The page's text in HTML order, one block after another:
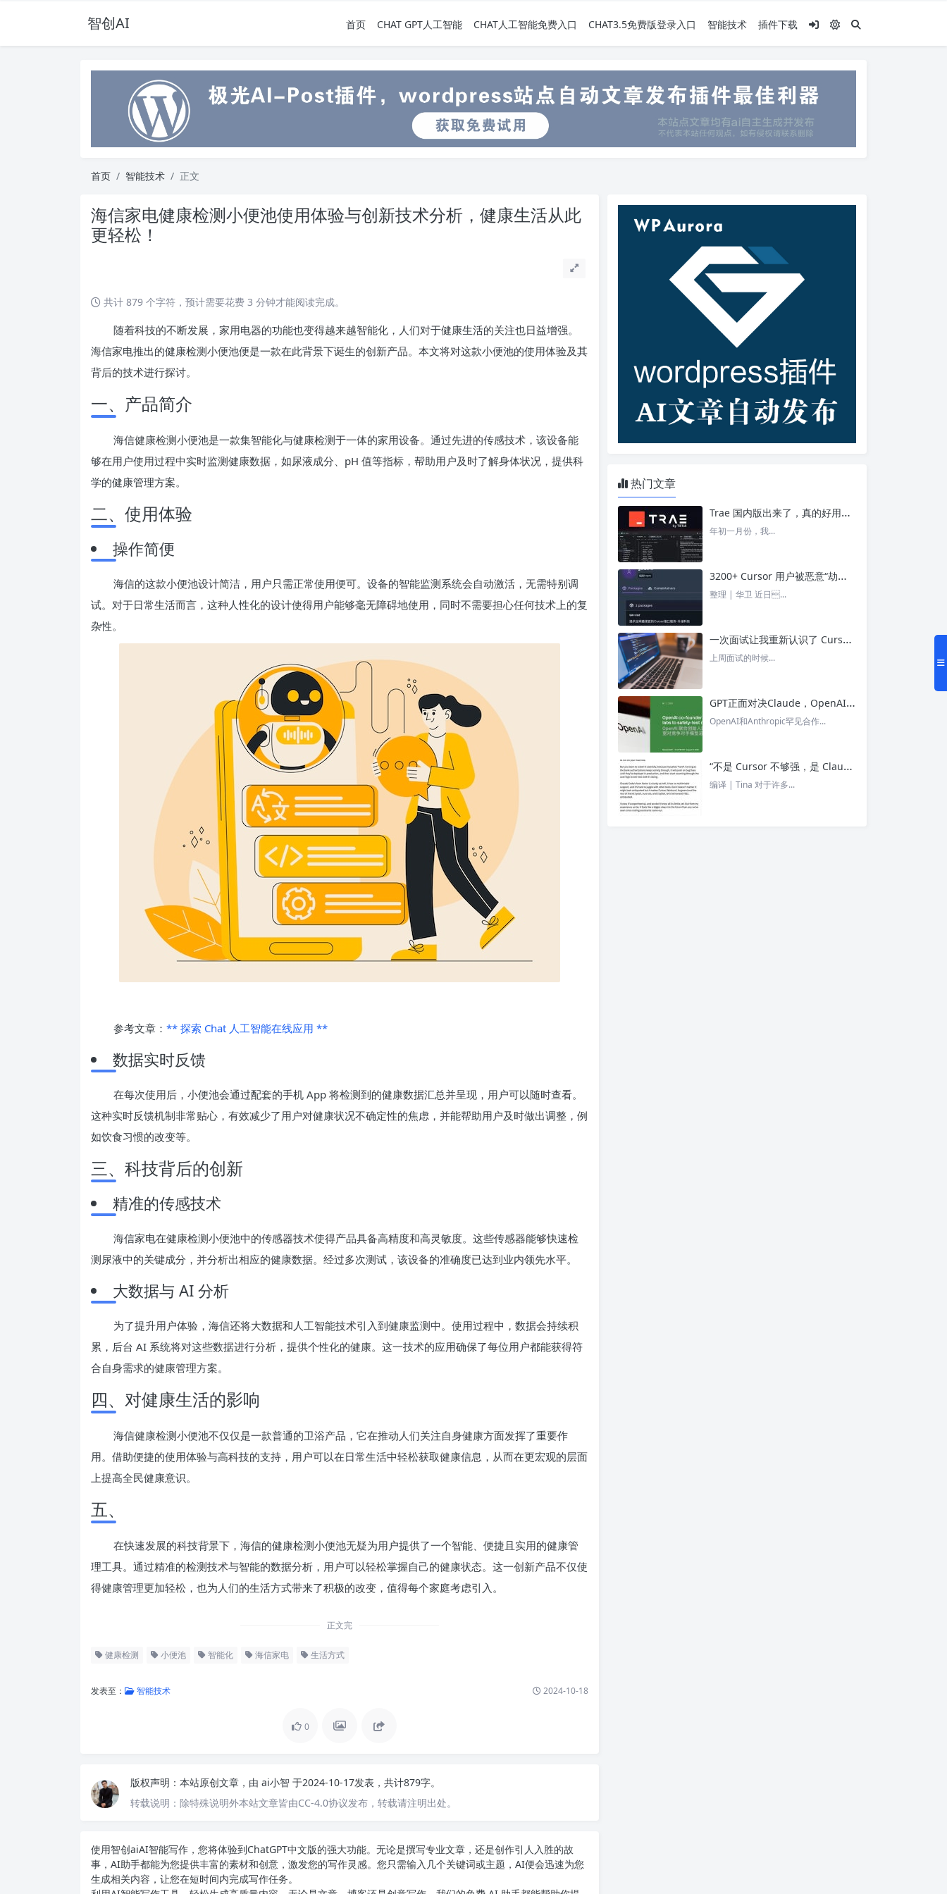
智创AI 首页 CHAT GPT人工智能 CHAT人工智能免费入口 CHAT3.5免费版登录入口 智能技术 插件下载
首页 智能技术 正文
海信家电健康检测小便池使用体验与创新技术分析，健康生活从此
更轻松！
共计 879 个字符，预计需要花费 3 分钟才能阅读完成。
随着科技的不断发展，家用电器的功能也变得越来越智能化，人们对于健康生活的关注也日益增强。
海信家电推出的健康检测小便池便是一款在此背景下诞生的创新产品。本文将对这款小便池的使用体验及其
背后的技术进行探讨。
一、产品简介
海信健康检测小便池是一款集智能化与健康检测于一体的家用设备。通过先进的传感技术，该设备能
够在用户使用过程中实时监测健康数据，如尿液成分、pH 值等指标，帮助用户及时了解身体状况，提供科
学的健康管理方案。
二、使用体验
操作简便
海信的这款小便池设计简洁，用户只需正常使用便可。设备的智能监测系统会自动激活，无需特别调
试。对于日常生活而言，这种人性化的设计使得用户能够毫无障碍地使用，同时不需要担心任何技术上的复
杂性。
参考文章： ** 探索 Chat 人工智能在线应用 **
数据实时反馈
在每次使用后，小便池会通过配套的手机 App 将检测到的健康数据汇总并呈现，用户可以随时查看。
这种实时反馈机制非常贴心，有效减少了用户对健康状况不确定性的焦虑，并能帮助用户及时做出调整，例
如饮食习惯的改变等。
三、科技背后的创新
精准的传感技术
海信家电在健康检测小便池中的传感器技术使得产品具备高精度和高灵敏度。这些传感器能够快速检
测尿液中的关键成分，并分析出相应的健康数据。经过多次测试，该设备的准确度已达到业内领先水平。
大数据与 AI 分析
为了提升用户体验，海信还将大数据和人工智能技术引入到健康监测中。使用过程中，数据会持续积
累，后台 AI 系统将对这些数据进行分析，提供个性化的健康。这一技术的应用确保了每位用户都能获得符
合自身需求的健康管理方案。
四、对健康生活的影响
海信健康检测小便池不仅仅是一款普通的卫浴产品，它在推动人们关注自身健康方面发挥了重要作
用。借助便捷的使用体验与高科技的支持，用户可以在日常生活中轻松获取健康信息，从而在更宏观的层面
上提高全民健康意识。
五、
在快速发展的科技背景下，海信的健康检测小便池无疑为用户提供了一个智能、便捷且实用的健康管
理工具。通过精准的检测技术与智能的数据分析，用户可以轻松掌握自己的健康状态。这一创新产品不仅使
得健康管理更加轻松，也为人们的生活方式带来了积极的改变，值得每个家庭考虑引入。
正文完
健康检测 小便池 智能化 海信家电 生活方式
发表至： 智能技术 2024-10-18
0
版权声明： 本站原创文章，由 ai小智 于2024-10-17发表，共计879字。
转载说明： 除特殊说明外本站文章皆由CC-4.0协议发布，转载请注明出处。
使用智创aiAI智能写作 ，您将体验到ChatGPT中文版的强大功能。无论是撰写专业文章，还是创作引人入胜的故
事，AI助手都能为您提供丰富的素材和创意，激发您的写作灵感。您只需输入几个关键词或主题，AI便会迅速为您
生成相关内容，让您在短时间内完成写作任务。
热门文章
Trae 国内版出来了，真的好用吗？ – 今日头条
年初一月份，我...
3200+ Cursor 用户被恶意“劫持”！贪图“便宜 API”却惨遭收割， AI 开发者们要小心了 – 今日头条
整理 | 华卫 近日...
一次面试让我重新认识了 Cursor – 今日头条
上周面试的时候...
GPT正面对决Claude，OpenAI竟没全赢，AI安全「极限大测」真相曝光 – 今日头条
OpenAI和Anthropic罕见合作...
“不是 Cursor 不够强，是 Claude Code 太猛了” ！创始人详解Claude Code如何改写编程方式 – 今日头条
编译 | Tina 对于许多...